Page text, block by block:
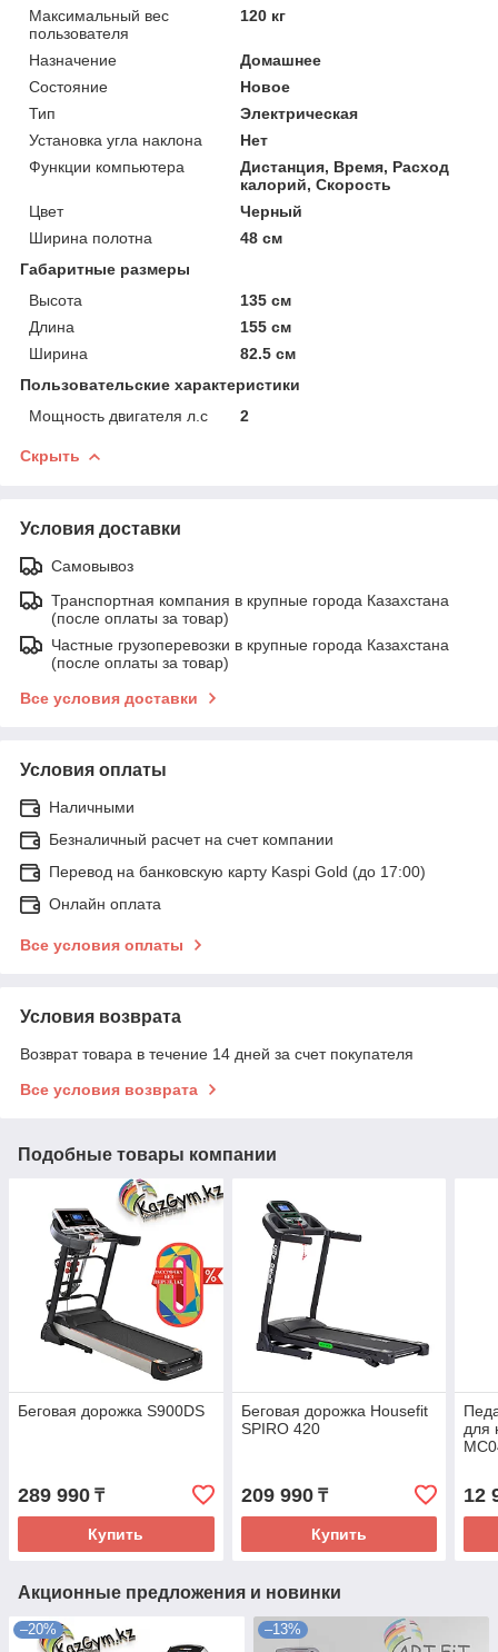
Максимальный вес
пользователя
120 кг
Назначение
Домашнее
Состояние
Новое
Тип
Электрическая
Установка угла наклона
Нет
Функции компьютера
Дистанция, Время, Расход
калорий, Скорость
Цвет
Черный
Ширина полотна
48 см
Габаритные размеры
Высота
135 см
Длина
155 см
Ширина
82.5 см
Пользовательские характеристики
Мощность двигателя л.с
2
Скрыть
Условия доставки
Самовывоз
Транспортная компания в крупные города Казахстана
(после оплаты за товар)
Частные грузоперевозки в крупные города Казахстана
(после оплаты за товар)
Все условия доставки
Условия оплаты
Наличными
Безналичный расчет на счет компании
Перевод на банковскую карту Kaspi Gold (до 17:00)
Онлайн оплата
Все условия оплаты
Условия возврата
Возврат товара в течение 14 дней за счет покупателя
Все условия возврата
Подобные товары компании
Беговая дорожка S900DS
289 990 ₸
Купить
Беговая дорожка Housefit
SPIRO 420
209 990₸
Купить
для
12
Акционные предложения и новинки
–20% –13%